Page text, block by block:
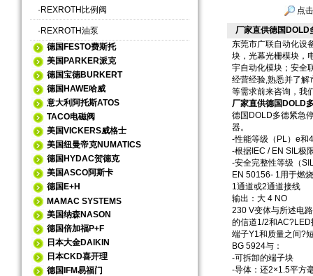
· REXROTH比例阀
· REXROTH油泵
德国FESTO费斯托
美国PARKER派克
德国宝德BURKERT
德国HAWE哈威
意大利阿托斯ATOS
TACO电磁阀
美国VICKERS威格士
美国纽曼帝克NUMATICS
德国HYDAC贺德克
美国ASCO阿斯卡
德国E+H
MAMAC SYSTEMS
美国纳森NASON
德国倍加福P+F
日本大金DAIKIN
日本CKD喜开理
德国IFM易福门
点
厂家直供德国DOLD
东莞市广联自动化设
块，光幕光栅模块，
宇自动化模块；安全
经营经验,熟悉并了解
等需求前来咨询，我
厂家直供德国DOLD
德国DOLD多德紧急
器。
-性能等级（PL）e和
-根据IEC / EN SIL极
-安全完整性等级（
EN 50156- 1用于燃
1通道或2通道接线
输出：大 4 NO
230 V变体与所述电
的信道1/2和AC?LED
端子Y1和质量之间?
BG 5924与：
-可拆卸的端子块
-导体：还2×1.5平方